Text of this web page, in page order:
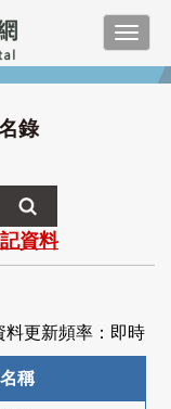
錄
資料
料更新頻率：即時
稱